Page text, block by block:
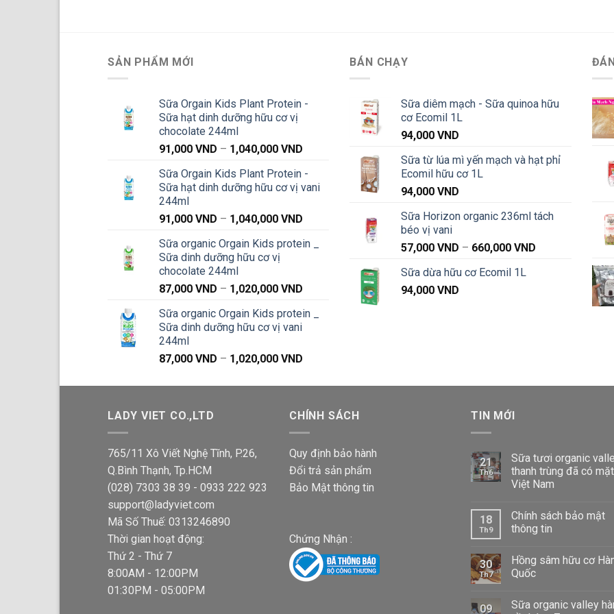
SẢN PHẨM MỚI
Sữa Orgain Kids Plant Protein -
Sữa hạt dinh dưỡng hữu cơ vị
chocolate 244ml
91,000 VND – 1,040,000 VND
từ
91,000 VND
1,040,000 VND
Sữa Orgain Kids Plant Protein -
Sữa hạt dinh dưỡng hữu cơ vị vani
244ml
91,000 VND – 1,040,000 VND
từ
1,040,000 VND
Sữa organic Orgain Kids protein _
Sữa dinh dưỡng hữu cơ vị
chocolate 244ml
87,000 VND – 1,020,000 VND
từ
Sữa organic Orgain Kids protein _
Sữa dinh dưỡng hữu cơ vị vani
244ml
87,000 VND – 1,020,000 VND
từ
đến
1,020,000 VND
BÁN CHẠY
Sữa diêm mạch - Sữa quinoa hữu
cơ Ecomil 1L
94,000VND
Sữa từ lúa mì yến mạch và hạt phỉ
Ecomil hữu cơ 1L
94,000VND
Sữa Horizon organic 236ml tách
béo vị vani
57,000VND – 660,000VND
57,000 VND
Sữa dừa hữu cơ Ecomil 1L
94,000VND
LADY VIET CO.,LTD
765/11 Xô Viết Nghệ Tĩnh, P.26,
Q.Bình Thạnh, Tp.HCM
(028) 7303 38 39 - 0933 222 923
support@ladyviet.com
Mã Số Thuế: 0313246890
Thời gian hoạt động:
Thứ 2 - Thứ 7
8:00AM - 12:00PM
01:30PM - 05:00PM
CHÍNH SÁCH
Quy định bảo hành
Đổi trả sản phẩm
Bảo Mật thông tin
Chứng Nhận :
TIN MỚI
21
Th6
Sữa tươi organic
thanh trùng đã có
Việt Nam
18
Th9
Chính sách bảo mật
thông tin
30
Th7
Hồng sâm hữu cơ
Quốc
09
Sữa organic valley